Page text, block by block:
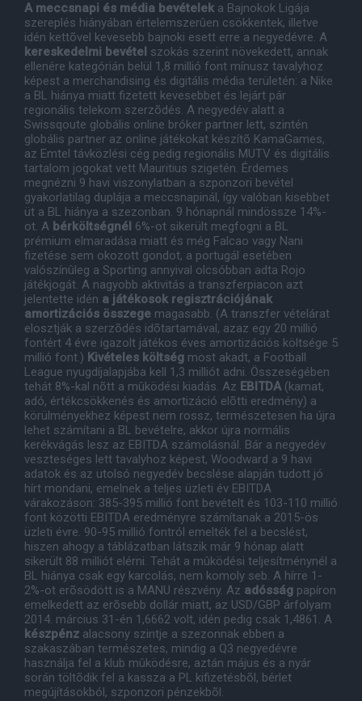
A meccsnapi és média bevételeka Bajnokok Ligája
szereplés hiányában értelemszerûen csökkentek, illetve
idén kettõvel kevesebb bajnoki esett erre a negyedévre. A
kereskedelmi bevétel szokás szerint növekedett, annak
ellenére kategórián belül 1,8 millió font mínusz tavalyhoz
képest a merchandising és digitális média területén: a Nike
a BL hiánya miatt fizetett kevesebbet és lejárt pár
regionális telekom szerzõdés. A negyedév alatt a
Swissqoute globális online bróker partner lett, szintén
globális partner az online játékokat készítõ KamaGames,
az Emtel távközlési cég pedig regionális MUTV és digitális
tartalom jogokat vett Mauritius szigetén. Érdemes
megnézni 9 havi viszonylatban a szponzori bevétel
gyakorlatilag duplája a meccsnapinál, így valóban kisebbet
üt a BL hiánya a szezonban. 9 hónapnál mindössze 14%-
ot. A bérköltségnél 6%-ot sikerült megfogni a BL
prémium elmaradása miatt és még Falcao vagy Nani
fizetése sem okozott gondot, a portugál esetében
valószínûleg a Sporting annyival olcsóbban adta Rojo
játékjogát. A nagyobb aktivitás a transzferpiacon azt
jelentette idén a játékosok regisztrációjának
amortizációs összege magasabb. (A transzfer vételárat
elosztják a szerzõdés idõtartamával, azaz egy 20 millió
fontért 4 évre igazolt játékos éves amortizációs költsége 5
millió font.) Kivételes költség most akadt, a Football
League nyugdíjalapjába kell 1,3 milliót adni. Összeségében
tehát 8%-kal nõtt a mûködési kiadás. Az EBITDA (kamat,
adó, értékcsökkenés és amortizáció elõtti eredmény) a
körülményekhez képest nem rossz, természetesen ha újra
lehet számítani a BL bevételre, akkor újra normális
kerékvágás lesz az EBITDA számolásnál. Bár a negyedév
veszteséges lett tavalyhoz képest, Woodward a 9 havi
adatok és az utolsó negyedév becslése alapján tudott jó
hírt mondani, emelnek a teljes üzleti év EBITDA
várakozáson: 385-395 millió font bevételt és 103-110 millió
font közötti EBITDA eredményre számítanak a 2015-ös
üzleti évre. 90-95 millió fontról emelték fel a becslést,
hiszen ahogy a táblázatban látszik már 9 hónap alatt
sikerült 88 milliót elérni. Tehát a mûködési teljesítménynél a
BL hiánya csak egy karcolás, nem komoly seb. A hírre 1-
2%-ot erõsödött is a MANU részvény. Az adósság papíron
emelkedett az erõsebb dollár miatt, az USD/GBP árfolyam
2014. március 31-én 1,6662 volt, idén pedig csak 1,4861. A
készpénz alacsony szintje a szezonnak ebben a
szakaszában természetes, mindig a Q3 negyedévre
használja fel a klub mûködésre, aztán május és a nyár
során töltõdik fel a kassza a PL kifizetésbõl, bérlet
megújításokból, szponzori pénzekbõl.